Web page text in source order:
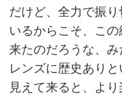
だけど、全力で振
いるからこそ、こ
来たのだろうな、み
レンズに歴史あり
見えて来ると、よ